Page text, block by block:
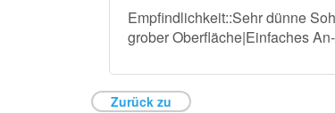
Empfindlichkeit::Sehr dünne
grober Oberfläche|Einfaches
Zurück zu